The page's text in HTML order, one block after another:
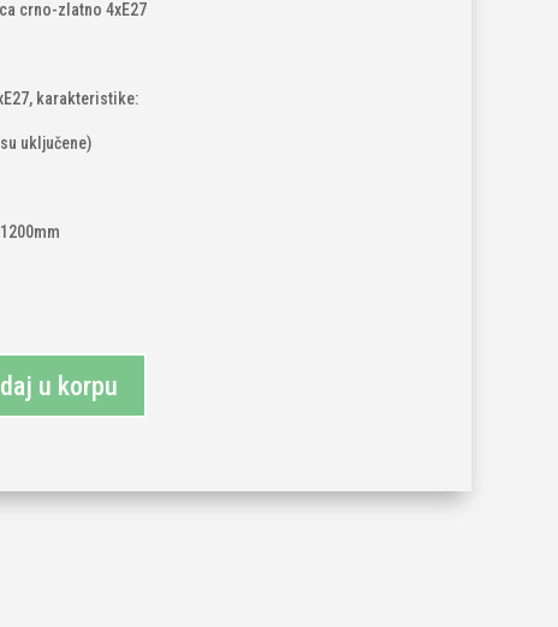
crno-zlatno 4xE27
karakteristike:
uključene)
u korpu